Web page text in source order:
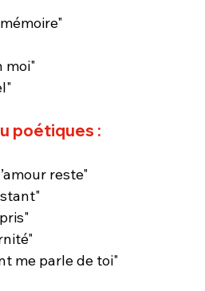
moi"
poétiques :
reste"
me parle de toi"